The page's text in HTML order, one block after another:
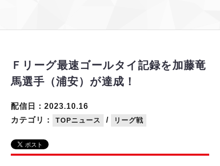
U-23選抜
メディア情報
フットサル日本代表
戦績表
警告・退場・出場停止選手
個人ランキング｜ゴール
個人ランキング｜シュート
個人ランキング｜シュート成功率
メットライフ生命Ｆ２リーグ
エスポラーダ北海道
バルドラール浦安
しながわシティ
立川アスレティックFC
ペスカドーラ町田
湘南ベルマーレ
アリーナ情報 ARENA
リーグ概要 ABOUT US
リーグ概要
過去の記録 ARCHIVE
Ｆリーグ最速ゴールタイ記録を加藤竜
馬選手（浦安）が達成！
カテゴリ： TOPニュース / リーグ戦
配信日：2023.10.16